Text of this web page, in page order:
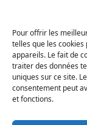
Pour offrir les
telles que les
appareils. Le fait de
traiter des données
uniques sur ce site.
consentement peut
et fonctions.
Siège
N° SIRET : 884 878